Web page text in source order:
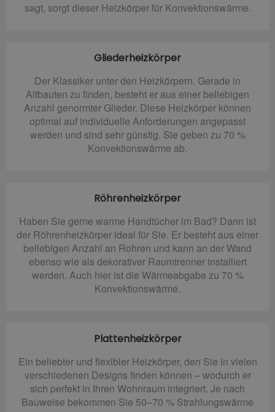
sagt, sorgt dieser Heizkörper für Konvektionswärme.
Gliederheizkörper
Der Klassiker unter den Heizkörpern. Gerade in
Altbauten zu finden, besteht er aus einer beliebigen
Anzahl genormter Glieder. Diese Heizkörper können
optimal auf individuelle Anforderungen angepasst
werden und sind sehr günstig. Sie geben zu 70 %
Konvektionswärme ab.
Röhrenheizkörper
Haben Sie gerne warme Handtücher im Bad? Dann ist
der Röhrenheizkörper ideal für Sie. Er besteht aus einer
beliebigen Anzahl an Rohren und kann an der Wand
ebenso wie als dekorativer Raumtrenner installiert
werden. Auch hier ist die Wärmeabgabe zu 70 %
Konvektionswärme.
Plattenheizkörper
Ein beliebter und flexibler Heizkörper, den Sie in vielen
verschiedenen Designs finden können – wodurch er
sich perfekt in Ihren Wohnraum integriert. Je nach
Bauweise bekommen Sie 50–70 % Strahlungswärme